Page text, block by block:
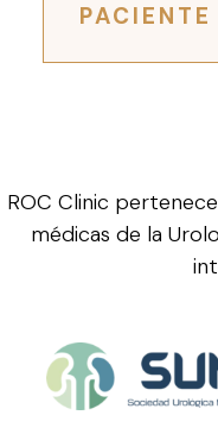
ROC Clinic
médicas de la